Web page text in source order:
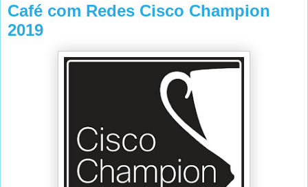
Café com Redes Cisco Champion
2019